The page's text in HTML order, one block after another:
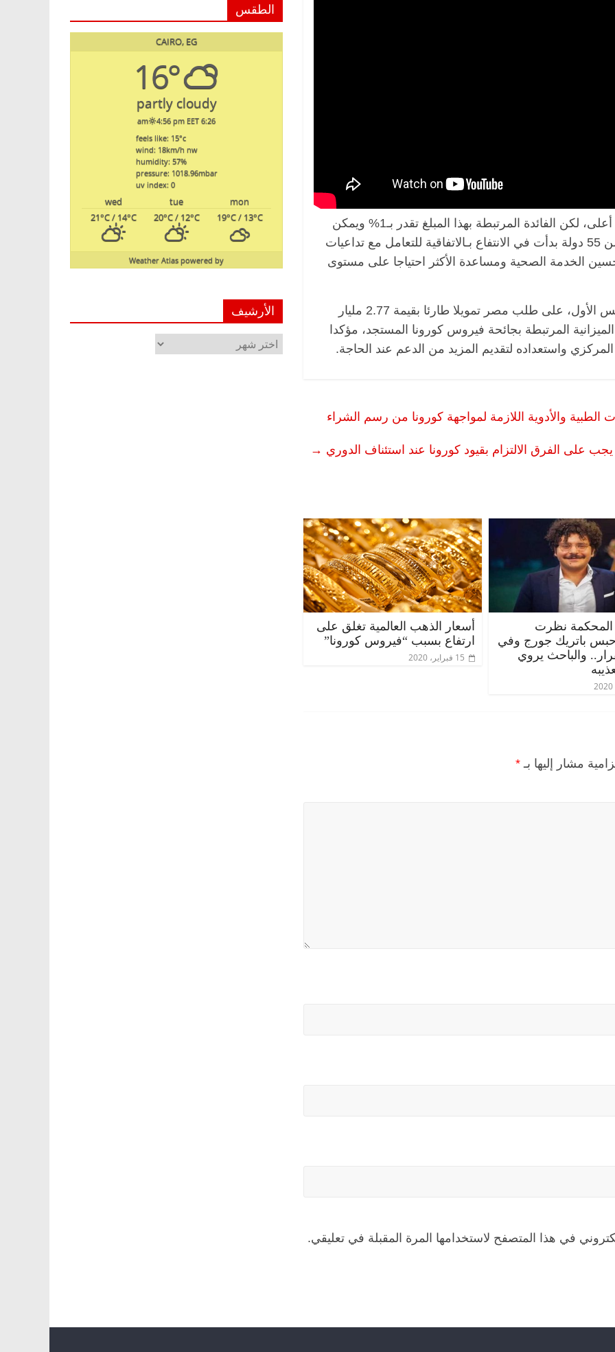
وأضافت: “سابقا كان هناك اتفاق مرتبط بفائدة أعلى، لكن الفائدة المرتبطة بهذا المبلغ تقدر بـ1% ويمكن
تسديدها حتى 5 سنوات”، موضحة أن مصر ضمن 55 دولة بدأت في الانتفاع بـالاتفاقية للتعامل مع تداعيات
الخدمة الصحية ومساعدة الأكثر احتياجا على مستوى
ووافق مجلس مديري صندوق النقد الدولي، أمس الأول، على طلب مصر تمويلا طارئا بقيمة 2.77 مليار
المرتبطة بجائحة فيروس كورونا المستجد، مؤكدا
واستعداده لتقديم المزيد من الدعم عند الحاجة.
والأدوية اللازمة لمواجهة كورونا من رسم الشراء
يجب على الفرق الالتزام بقيود كورونا عند استئناف الدوري →
نظرت
حبس باتريك جورج وفي
والباحث يروي
أسعار الذهب العالمية تغلق على
ارتفاع بسبب “فيروس كورونا”
15 فبراير، 2020
مشار إليها بـ *
في هذا المتصفح لاستخدامها المرة المقبلة في تعليقي.
الطقس
CAIRO, EG
16°
partly cloudy
6:26 am
4:56 pm EET
feels like: 15°c
wind: 18km/h nw
humidity: 57%
pressure: 1018.96mbar
uv index: 0
mon
tue
wed
19°C/ 13°C
20°C/ 12°C
21°C/ 14°C
powered by
Weather Atlas
الأرشيف
الأرشيف